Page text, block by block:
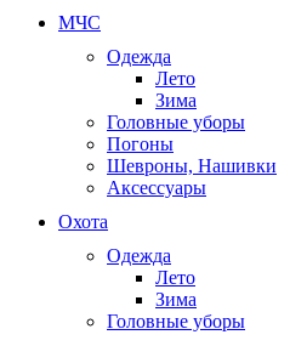
МЧС
Одежда
Лето
Зима
Головные уборы
Погоны
Шевроны, Нашивки
Аксессуары
Охота
Одежда
Лето
Зима
Головные уборы